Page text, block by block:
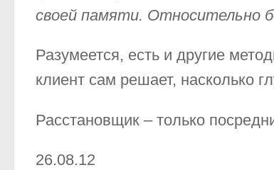
своей памяти. Относительно
Разумеется, есть и другие
клиент сам решает, насколько
Расстановщик – только
26.08.12